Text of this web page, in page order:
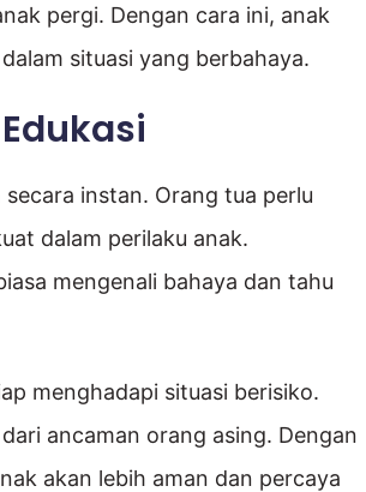
pergi. Dengan cara ini, anak
situasi yang berbahaya.
instan. Orang tua perlu
dalam perilaku anak.
mengenali bahaya dan tahu
menghadapi situasi berisiko.
ancaman orang asing. Dengan
akan lebih aman dan percaya